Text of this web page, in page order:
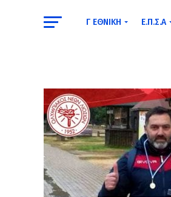
Γ ΕΘΝΙΚΉ Ε.Π.Σ.Α